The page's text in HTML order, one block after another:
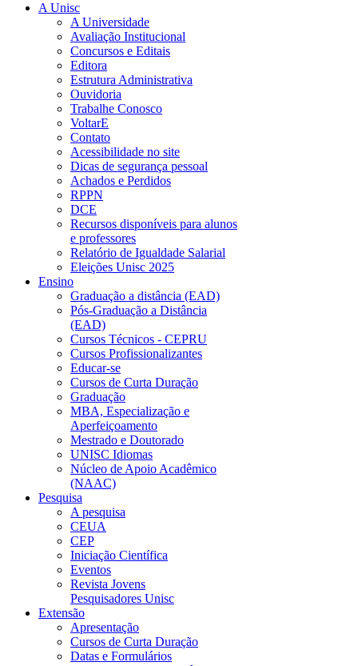
A Unisc
A Universidade
Avaliação Institucional
Concursos e Editais
Editora
Estrutura Administrativa
Ouvidoria
Trabalhe Conosco
VoltarE
Contato
Acessibilidade no site
Dicas de segurança pessoal
Achados e Perdidos
RPPN
DCE
Recursos disponíveis para alunos
e professores
Relatório de Igualdade Salarial
Eleições Unisc 2025
Ensino
Graduação a distância (EAD)
Pós-Graduação a Distância
(EAD)
Cursos Técnicos - CEPRU
Cursos Profissionalizantes
Educar-se
Cursos de Curta Duração
Graduação
MBA, Especialização e
Aperfeiçoamento
Mestrado e Doutorado
UNISC Idiomas
Núcleo de Apoio Acadêmico
(NAAC)
Pesquisa
A pesquisa
CEUA
CEP
Iniciação Científica
Eventos
Revista Jovens
Pesquisadores Unisc
Extensão
Apresentação
Cursos de Curta Duração
Datas e Formulários